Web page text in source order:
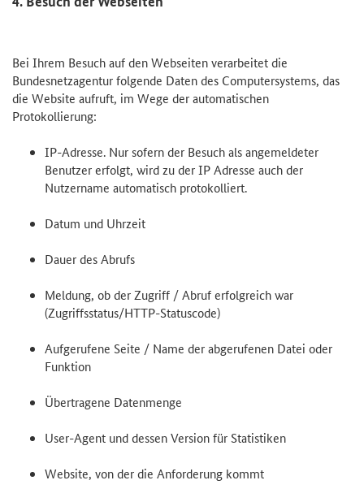
Bei Ihrem Besuch auf den Webseiten verarbeitet die
Bundesnetzagentur folgende Daten des Computersystems, das
die Website aufruft, im Wege der automatischen
Protokollierung:
IP-Adresse. Nur sofern der Besuch als angemeldeter
Benutzer erfolgt, wird zu der IP Adresse auch der
Nutzername automatisch protokolliert.
Datum und Uhrzeit
Dauer des Abrufs
Meldung, ob der Zugriff / Abruf erfolgreich war
(Zugriffsstatus/HTTP-Statuscode)
Aufgerufene Seite / Name der abgerufenen Datei oder
Funktion
Übertragene Datenmenge
User-Agent und dessen Version für Statistiken
Website, von der die Anforderung kommt